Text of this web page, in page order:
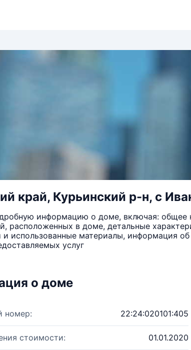
край, Курьинский р-н, с
информацию о доме, включая: общее
расположенных в доме, детальные
и использованные материалы, информация
услуг
о доме
номер: 22:24:020101:405
стоимости: 01.01.2020